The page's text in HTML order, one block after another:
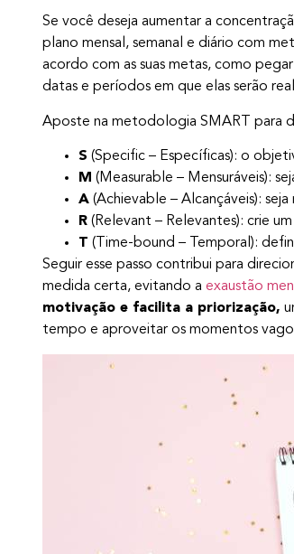
Se você deseja aumentar a
plano mensal, semanal e diário com
acordo com as suas metas, como
datas e períodos em que elas serão
Aposte na metodologia SMART para
S (Specific – Específicas): o
M (Measurable – Mensuráveis):
A (Achievable – Alcançáveis):
R (Relevant – Relevantes): crie
T (Time-bound – Temporal):
Seguir esse passo contribui para
medida certa, evitando a exaustão
motivação e facilita a priorização,
tempo e aproveitar os momentos